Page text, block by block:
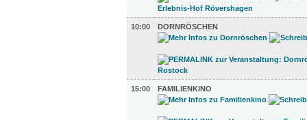
10:00 DORNRÖSCHEN
15:00 FAMILIENKINO